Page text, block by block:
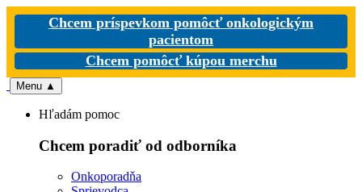
Chcem príspevkom pomôcť onkologickým
pacientom
Chcem pomôcť kúpou merchu
Menu ▲
Hľadám pomoc
Chcem poradiť od odborníka
Onkoporadňa